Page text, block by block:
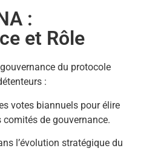
:
et Rôle
du protocole
:
votes biannuels pour élire
comités de gouvernance.
l’évolution stratégique du